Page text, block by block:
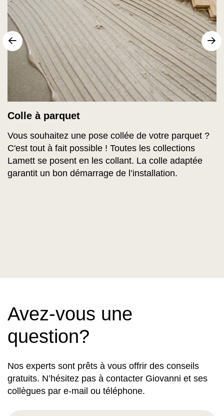
Colle à parquet
Vous souhaitez une pose collée de votre parquet ?
C'est tout à fait possible ! Toutes les collections
Lamett se posent en les collant. La colle adaptée
garantit un bon démarrage de l’installation.
sr.arrow prev
Avez-vous une
question?
Nos experts sont prêts à vous offrir des conseils
gratuits. N’hésitez pas à contacter Giovanni et ses
collègues par e-mail ou téléphone.